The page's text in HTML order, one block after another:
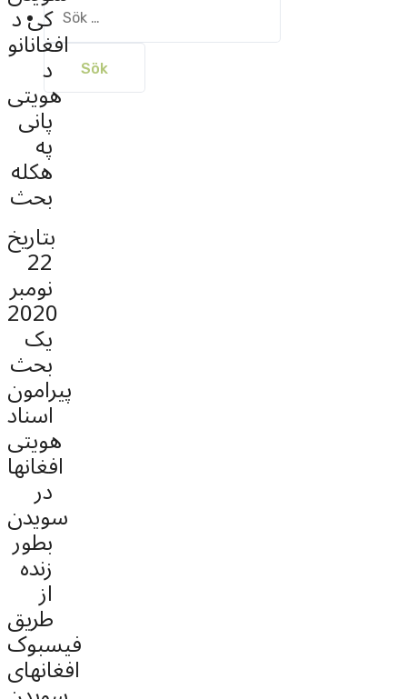
efter:کی د
افغانانو
د
هویتی
پانی
په
هکله
بحث
بتاریخ
22
نومبر
2020
یک
بحث
پیرامون
اسناد
هویتی
افغانها
در
سویدن
بطور
زنده
از
طریق
فیسبوک
افغانهای